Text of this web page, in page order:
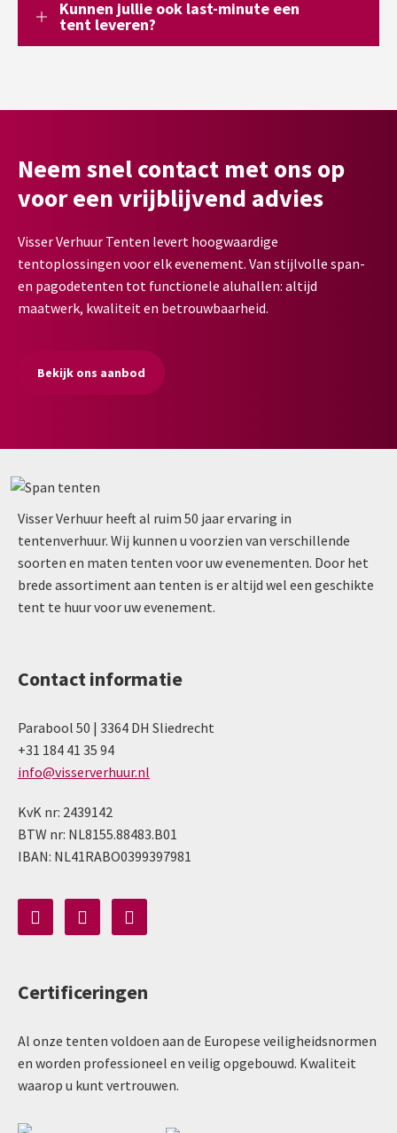
Kunnen jullie ook last-minute een
tent leveren?
Neem snel contact met ons op
voor een vrijblijvend advies
Visser Verhuur Tenten levert hoogwaardige
tentoplossingen voor elk evenement. Van stijlvolle span-
en pagodetenten tot functionele aluhallen: altijd
maatwerk, kwaliteit en betrouwbaarheid.
Bekijk ons aanbod
Visser Verhuur heeft al ruim 50 jaar ervaring in
tentenverhuur. Wij kunnen u voorzien van verschillende
soorten en maten tenten voor uw evenementen. Door het
brede assortiment aan tenten is er altijd wel een geschikte
tent te huur voor uw evenement.
Contact informatie
Parabool 50 | 3364 DH Sliedrecht
+31 184 41 35 94
info@visserverhuur.nl
KvK nr: 2439142
BTW nr: NL8155.88483.B01
IBAN: NL41RABO0399397981
Certificeringen
Al onze tenten voldoen aan de Europese veiligheidsnormen
en worden professioneel en veilig opgebouwd. Kwaliteit
waarop u kunt vertrouwen.